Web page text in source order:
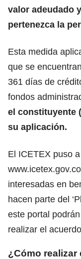
valor adeudado
pertenezca la
Esta medida
que se
361 días de
fondos
el constituyente
su aplicación.
El ICETEX puso
www.icetex.gov.co
interesadas en
hacen parte del
este portal
realizar el
¿Cómo realizar